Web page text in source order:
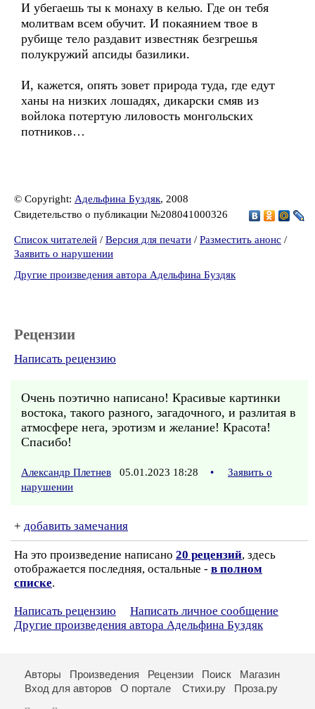
И убегаешь ты к монаху в келью. Где он тебя
молитвам всем обучит. И покаянием твое в
рубище тело раздавит известняк безгрешья
полукружий апсиды базилики.
И, кажется, опять зовет природа туда, где едут
ханы на низких лошадях, дикарски смяв из
войлока потертую лиловость монгольских
потников…
© Copyright: Адельфина Буздяк, 2008
Свидетельство о публикации №208041000326
Список читателей / Версия для печати / Разместить анонс /
Заявить о нарушении
Другие произведения автора Адельфина Буздяк
Рецензии
Написать рецензию
Очень поэтично написано! Красивые картинки
востока, такого разного, загадочного, и разлитая в
атмосфере нега, эротизм и желание! Красота!
Спасибо!
Александр Плетнев 05.01.2023 18:28 •
Заявить о
нарушении
+ добавить замечания
На это произведение написано 20 рецензий, здесь
отображается последняя, остальные - в полном
списке.
Написать рецензию
Написать личное сообщение
Другие произведения автора Адельфина Буздяк
Авторы Произведения Рецензии Поиск
Магазин
Вход для авторов
О портале Стихи.ру Проза.ру